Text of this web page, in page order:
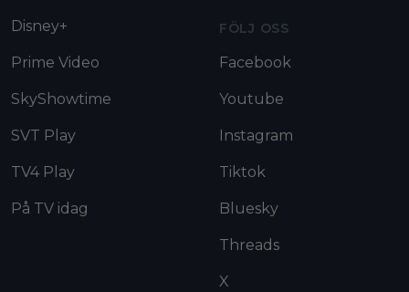
Disney+
Prime Video
SkyShowtime
SVT Play
TV4 Play
På TV idag
FÖLJ OSS
Facebook
Youtube
Instagram
Tiktok
Bluesky
Threads
X